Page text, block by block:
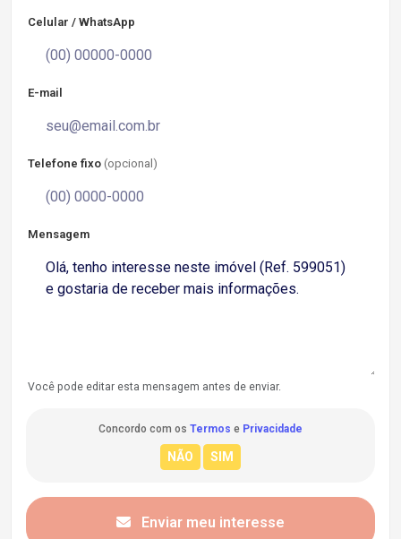
Celular / WhatsApp
E-mail
Telefone fixo (opcional)
Mensagem
Você pode editar esta mensagem antes de enviar.
Concordo com os Termos e Privacidade
Enviar meu interesse